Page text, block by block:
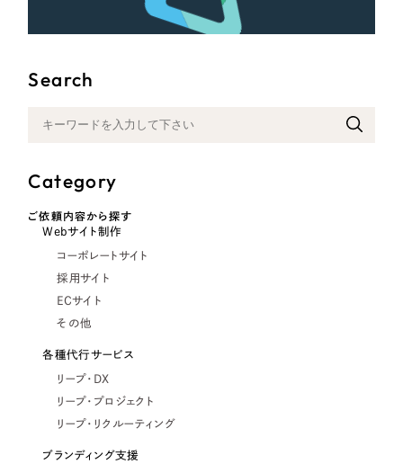
Search
Category
ご依頼内容から探す
Webサイト制作
コーポレートサイト
採用サイト
ECサイト
その他
各種代行サービス
リープ・DX
リープ・プロジェクト
リープ・リクルーティング
ブランディング支援